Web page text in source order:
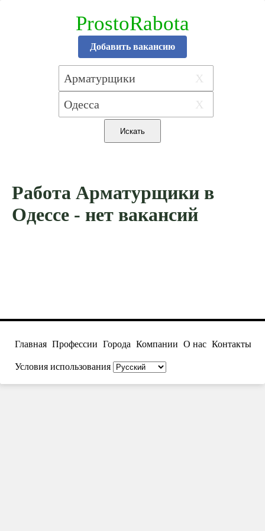
ProstoRabota
Добавить вакансию
X
X
Работа Арматурщики в
Одессе - нет вакансий
Главная Профессии Города Компании О нас Контакты
Условия использования